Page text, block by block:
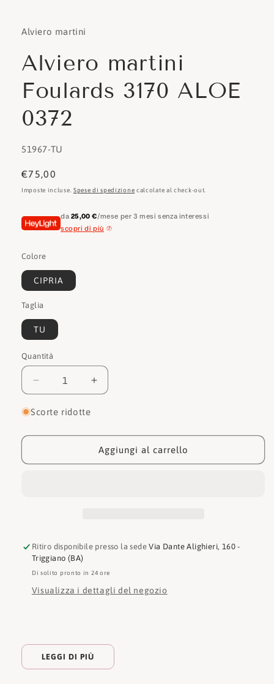
finestra
modale
Alviero martini
Alviero martini
Foulards 3170 ALOE
0372
SKU:
51967-TU
Prezzo
di
€75,00
Imposte incluse. Spese di spedizione calcolate al check-out.
da 25,00 €/mese per 3 mesi senza interessi
scopri di più
Colore
CIPRIA
Taglia
TU
Quantità
Quantità
Diminuisci
quantità
per
martini
3170
Aumenta
quantità
martini
Foulards
3170
Scorte ridotte
Aggiungi al carrello
Ritiro disponibile presso la sedeVia Dante Alighieri, 160 -
Triggiano (BA)
Di solito pronto in 24 ore
Visualizza i dettagli del negozio
LEGGI DI PIÙ